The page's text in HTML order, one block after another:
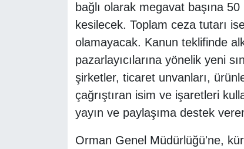
bağlı olarak megavat başına
kesilecek. Toplam ceza tutarı
olamayacak. Kanun teklifinde
pazarlayıcılarına yönelik yeni
şirketler, ticaret unvanları,
çağrıştıran isim ve işaretleri
yayın ve paylaşıma destek
Orman Genel Müdürlüğü'ne,